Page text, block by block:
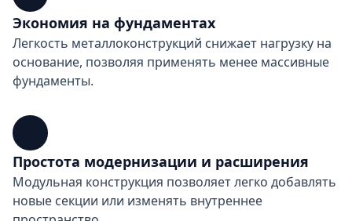
Экономия на фундаментах
Легкость металлоконструкций снижает нагрузку на
основание, позволяя применять менее массивные
фундаменты.
Простота модернизации и расширения
Модульная конструкция позволяет легко добавлять
новые секции или изменять внутреннее